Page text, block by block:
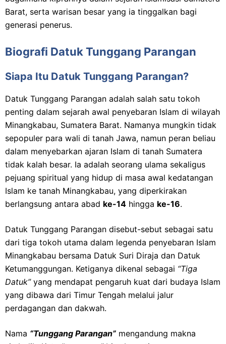
Barat, serta warisan besar yang ia tinggalkan bagi
generasi penerus.
Biografi Datuk Tunggang Parangan
Siapa Itu Datuk Tunggang Parangan?
Datuk Tunggang Parangan adalah salah satu tokoh
penting dalam sejarah awal penyebaran Islam di wilayah
Minangkabau, Sumatera Barat. Namanya mungkin tidak
sepopuler para wali di tanah Jawa, namun peran beliau
dalam menyebarkan ajaran Islam di tanah Sumatera
tidak kalah besar. Ia adalah seorang ulama sekaligus
pejuang spiritual yang hidup di masa awal kedatangan
Islam ke tanah Minangkabau, yang diperkirakan
berlangsung antara abad ke-14 hingga ke-16.
Datuk Tunggang Parangan disebut-sebut sebagai satu
dari tiga tokoh utama dalam legenda penyebaran Islam
Minangkabau bersama Datuk Suri Diraja dan Datuk
Ketumanggungan. Ketiganya dikenal sebagai “Tiga
Datuk”yang mendapat pengaruh kuat dari budaya Islam
yang dibawa dari Timur Tengah melalui jalur
perdagangan dan dakwah.
Nama “Tunggang Parangan” mengandung makna